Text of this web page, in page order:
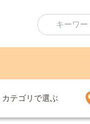
カテゴリで選ぶ